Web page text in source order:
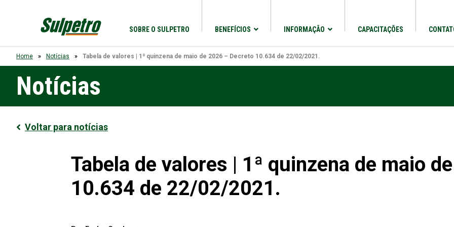
SOBRE O SULPETRO BENEFÍCIOS INFORMAÇÃO CAPACITAÇÕES
Home Notícias Tabela de valores | 1ª quinzena de maio de 2026 – Decreto 10.634 de 22/02/2021.
Notícias
Voltar para notícias
Tabela de valores | 1ª quinzena de maio
10.634 de 22/02/2021.